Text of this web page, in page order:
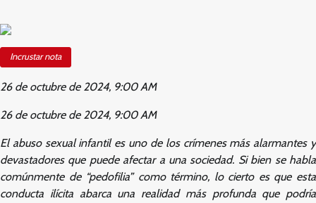
Incrustar nota
26 de octubre de 2024, 9:00 AM
26 de octubre de 2024, 9:00 AM
El abuso sexual infantil es uno de los crímenes más alarmantes y
devastadores que puede afectar a una sociedad. Si bien se habla
comúnmente de “pedofilia” como término, lo cierto es que esta
conducta ilícita abarca una realidad más profunda que podría